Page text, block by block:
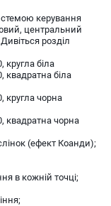
керування
центральний
розділ
360, кругла біла
квадратна біла
кругла чорна
квадратна чорна
(ефект Коанди);
в кожній точці;